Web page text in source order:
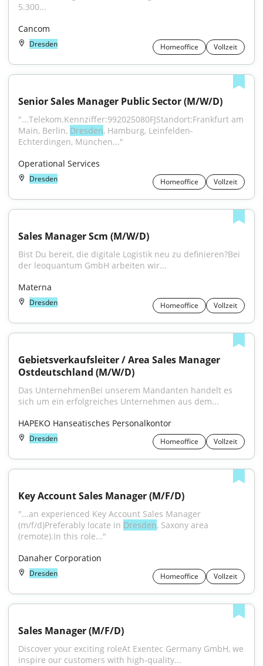
5.300...
Cancom
Dresden Homeoffice Vollzeit
Senior Sales Manager Public Sector (M/W/D)
"...Telekom.Kennziffer:992025080FJStandort:Frankfurt am
Main, Berlin, Dresden, Hamburg, Leinfelden-
Echterdingen, München..."
Operational Services
Dresden Homeoffice Vollzeit
Sales Manager Scm (M/W/D)
Bist Du bereit, die digitale Logistik neu zu definieren?Bei
der leoquantum GmbH arbeiten wir...
Materna
Dresden Homeoffice Vollzeit
Gebietsverkaufsleiter / Area Sales Manager
Ostdeutschland (M/W/D)
Das UnternehmenBei unserem Mandanten handelt es
sich um ein erfolgreiches Unternehmen aus dem...
HAPEKO Hanseatisches Personalkontor
Dresden Homeoffice Vollzeit
Key Account Sales Manager (M/F/D)
"...an experienced Key Account Sales Manager
(m/f/d)Preferably locate in Dresden, Saxony area
(remote).In this role..."
Danaher Corporation
Dresden Homeoffice Vollzeit
Sales Manager (M/F/D)
Discover your exciting roleAt Exentec Germany GmbH, we
inspire our customers with high-quality...